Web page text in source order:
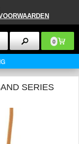
0
SERIES